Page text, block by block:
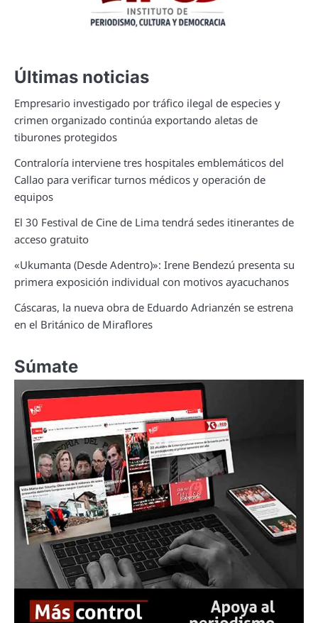
Últimas noticias
Empresario investigado por tráfico ilegal de especies y
crimen organizado continúa exportando aletas de
tiburones protegidos
Contraloría interviene tres hospitales emblemáticos del
Callao para verificar turnos médicos y operación de
equipos
El 30 Festival de Cine de Lima tendrá sedes itinerantes de
acceso gratuito
«Ukumanta (Desde Adentro)»: Irene Bendezú presenta su
primera exposición individual con motivos ayacuchanos
Cáscaras, la nueva obra de Eduardo Adrianzén se estrena
en el Británico de Miraflores
Súmate